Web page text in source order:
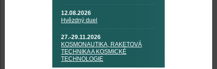
12.08.2026
Hvězdný duel
27.-29.11.2026
KOSMONAUTIKA, RAKETOVÁ
TECHNIKA A KOSMICKÉ
TECHNOLOGIE